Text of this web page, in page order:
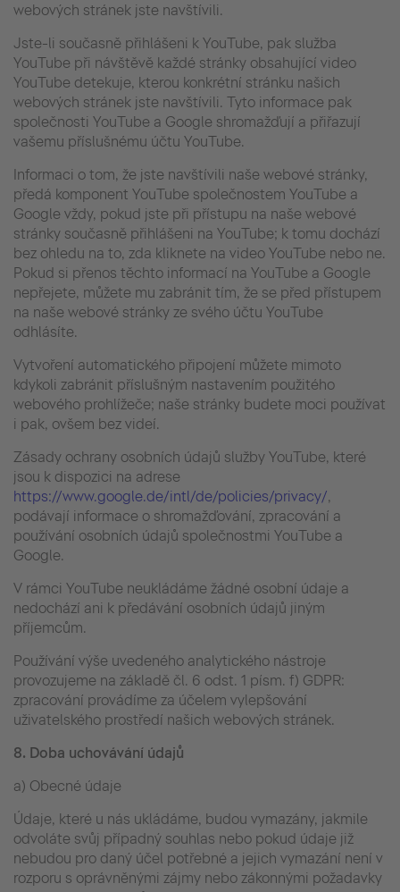
webových stránek jste navštívili.
Jste-li současně přihlášeni k YouTube, pak služba
YouTube při návštěvě každé stránky obsahující video
YouTube detekuje, kterou konkrétní stránku našich
webových stránek jste navštívili. Tyto informace pak
společnosti YouTube a Google shromažďují a přiřazují
vašemu příslušnému účtu YouTube.
Informaci o tom, že jste navštívili naše webové stránky,
předá komponent YouTube společnostem YouTube a
Google vždy, pokud jste při přístupu na naše webové
stránky současně přihlášeni na YouTube; k tomu dochází
bez ohledu na to, zda kliknete na video YouTube nebo ne.
Pokud si přenos těchto informací na YouTube a Google
nepřejete, můžete mu zabránit tím, že se před přístupem
na naše webové stránky ze svého účtu YouTube
odhlásíte.
Vytvoření automatického připojení můžete mimoto
kdykoli zabránit příslušným nastavením použitého
webového prohlížeče; naše stránky budete moci používat
i pak, ovšem bez videí.
Zásady ochrany osobních údajů služby YouTube, které
jsou k dispozici na adrese
https://www.google.de/intl/de/policies/privacy/,
podávají informace o shromažďování, zpracování a
používání osobních údajů společnostmi YouTube a
Google.
V rámci YouTube neukládáme žádné osobní údaje a
nedochází ani k předávání osobních údajů jiným
příjemcům.
Používání výše uvedeného analytického nástroje
provozujeme na základě čl. 6 odst. 1 písm. f) GDPR:
zpracování provádíme za účelem vylepšování
uživatelského prostředí našich webových stránek.
8. Doba uchovávání údajů
a) Obecné údaje
Údaje, které u nás ukládáme, budou vymazány, jakmile
odvoláte svůj případný souhlas nebo pokud údaje již
nebudou pro daný účel potřebné a jejich vymazání není v
rozporu s oprávněnými zájmy nebo zákonnými požadavky